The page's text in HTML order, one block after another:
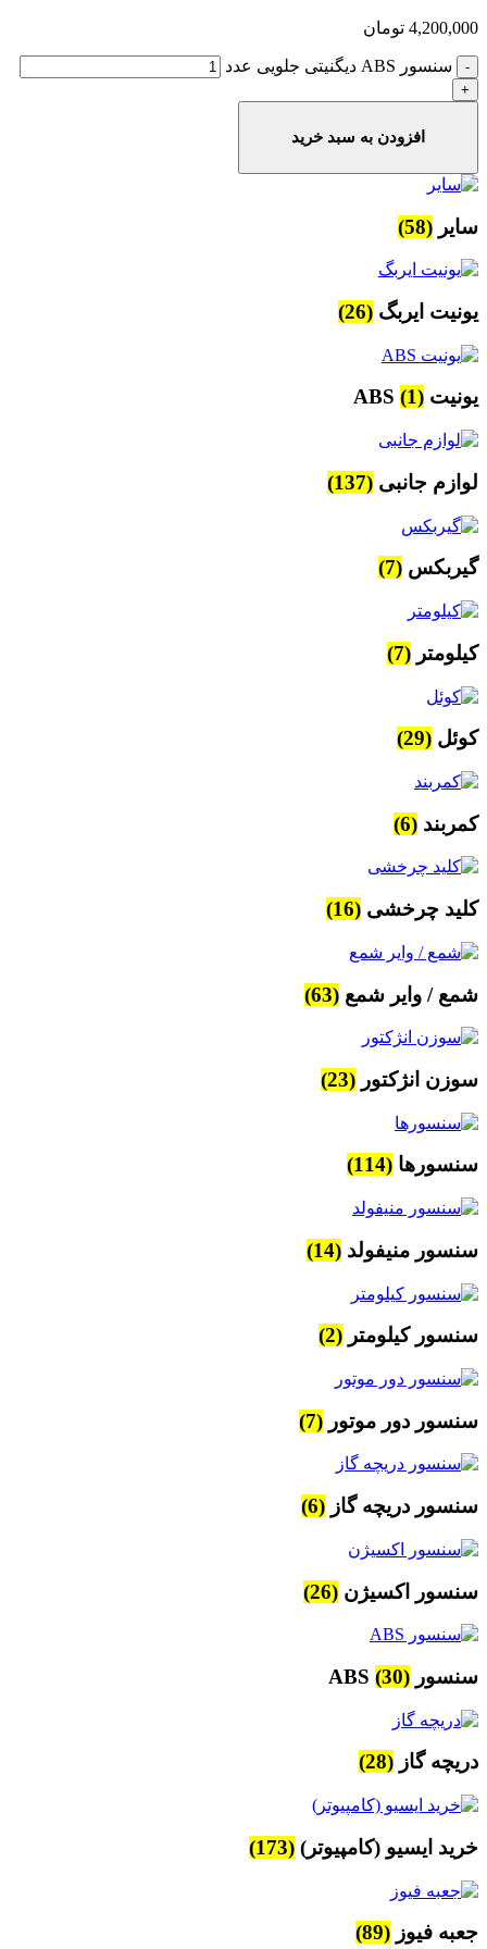
4,200,000 تومان
سنسور ABS دیگنیتی جلویی عدد
افزودن به سبد خرید
سایر (58)
یونیت ایربگ (26)
یونیت ABS (1)
لوازم جانبی (137)
گیربکس (7)
کیلومتر (7)
کوئل (29)
کمربند (6)
کلید چرخشی (16)
شمع / وایر شمع (63)
سوزن انژکتور (23)
سنسورها (114)
سنسور منیفولد (14)
سنسور کیلومتر (2)
سنسور دور موتور (7)
سنسور دریچه گاز (6)
سنسور اکسیژن (26)
سنسور ABS (30)
دریچه گاز (28)
خرید ایسیو (کامپیوتر) (173)
جعبه فیوز (89)